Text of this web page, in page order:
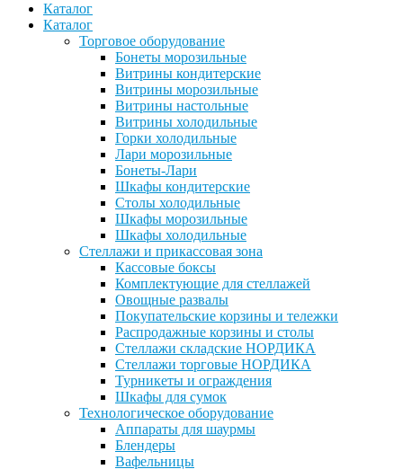
Каталог
Каталог
Торговое оборудование
Бонеты морозильные
Витрины кондитерские
Витрины морозильные
Витрины настольные
Витрины холодильные
Горки холодильные
Лари морозильные
Бонеты-Лари
Шкафы кондитерские
Столы холодильные
Шкафы морозильные
Шкафы холодильные
Стеллажи и прикассовая зона
Кассовые боксы
Комплектующие для стеллажей
Овощные развалы
Покупательские корзины и тележки
Распродажные корзины и столы
Стеллажи складские НОРДИКА
Стеллажи торговые НОРДИКА
Турникеты и ограждения
Шкафы для сумок
Технологическое оборудование
Аппараты для шаурмы
Блендеры
Вафельницы